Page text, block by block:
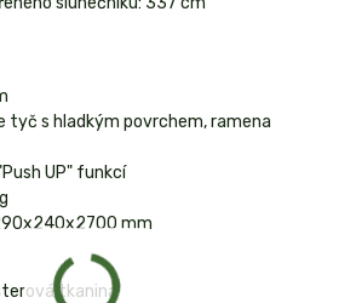
tyč s hladkým povrchem, ramena
UP" funkcí
mm
tkanina